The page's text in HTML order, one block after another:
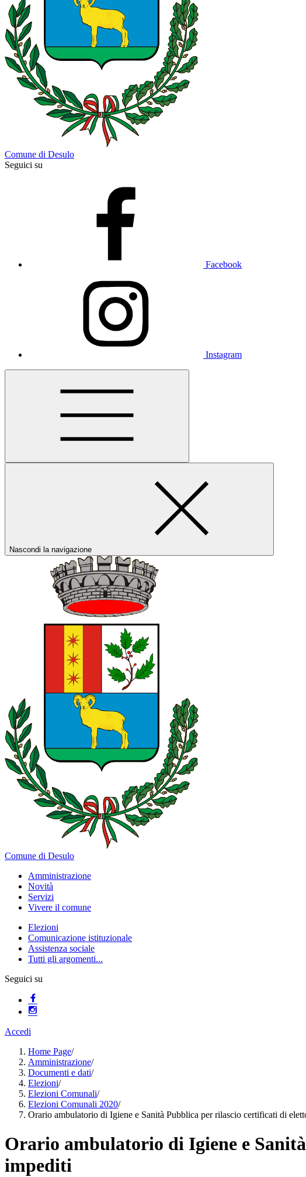
Comune di Desulo
Seguici su
Facebook
Instagram
Nascondi la navigazione
Comune di Desulo
Amministrazione
Novità
Servizi
Vivere il comune
Elezioni
Comunicazione istituzionale
Assistenza sociale
Tutti gli argomenti...
Seguici su
Accedi
Home Page/
Amministrazione/
Documenti e dati/
Elezioni/
Elezioni Comunali/
Elezioni Comunali 2020/
Orario ambulatorio di Igiene e Sanità Pubblica per rilascio certificati di
Orario ambulatorio di Igiene e
impediti